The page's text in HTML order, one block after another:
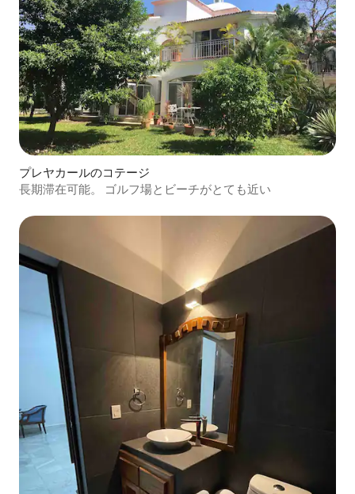
プレヤカールのコテージ
長期滞在可能。 ゴルフ場とビーチがとても近い